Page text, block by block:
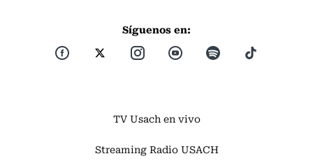
Síguenos en:
TV Usach en vivo
Streaming Radio USACH